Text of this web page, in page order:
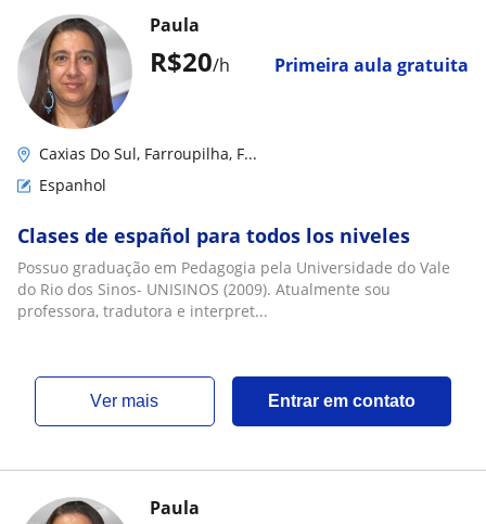
R$20/h Primeira aula gratuita
Paula
Caxias Do Sul, Farroupilha, F...
Espanhol
Clases de español para todos los niveles
Possuo graduação em Pedagogia pela Universidade do Vale
do Rio dos Sinos- UNISINOS (2009). Atualmente sou
professora, tradutora e interpret...
ver mais Entrar em contato
Paula